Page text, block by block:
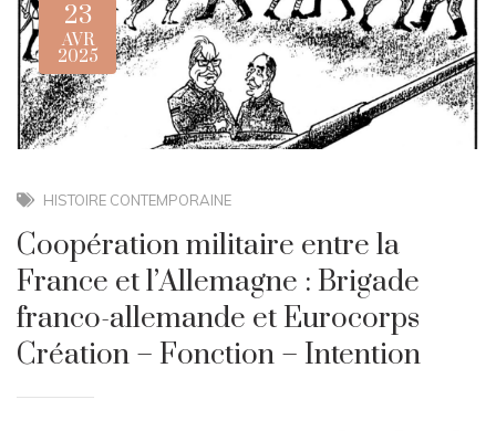
23
AVR
2025
HISTOIRE CONTEMPORAINE
Coopération militaire entre la
France et l’Allemagne : Brigade
franco-allemande et Eurocorps
Création – Fonction – Intention